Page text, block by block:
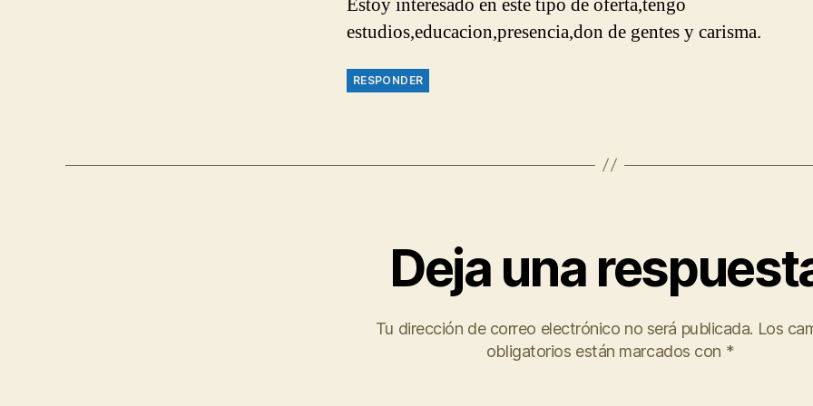
estudios,educacion,presencia,don de gentes y carisma.
RESPONDER
Deja una
Tu dirección de correo electrónico no será publicada. Los
obligatorios están marcados con *